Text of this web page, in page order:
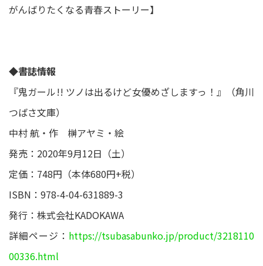
がんばりたくなる青春ストーリー】
◆書誌情報
『鬼ガール!! ツノは出るけど女優めざしますっ！』（角川
つばさ文庫）
中村 航・作 榊アヤミ・絵
発売：2020年9月12日（土）
定価：748円（本体680円+税）
ISBN：978-4-04-631889-3
発行：株式会社KADOKAWA
詳細ページ： https://tsubasabunko.jp/product/3218110
00336.html